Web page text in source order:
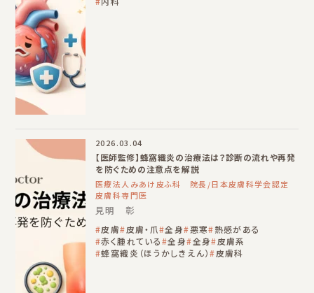
2026.03.04
【医師監修】蜂窩織炎の治療法は？診断の流れや再発
を防ぐための注意点を解説
医療法人みあけ皮ふ科 院長/日本皮膚科学会認定
皮膚科専門医
見明 彰
皮膚 皮膚・爪 全身 悪寒 熱感がある
赤く腫れている 全身 全身 皮膚系
蜂窩織炎（ほうかしきえん） 皮膚科